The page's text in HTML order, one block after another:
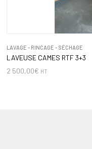
LAVAGE - RINCAGE - SÉCHAGE
LAVEUSE CAMES RTF 3+3
2 500,00€ HT